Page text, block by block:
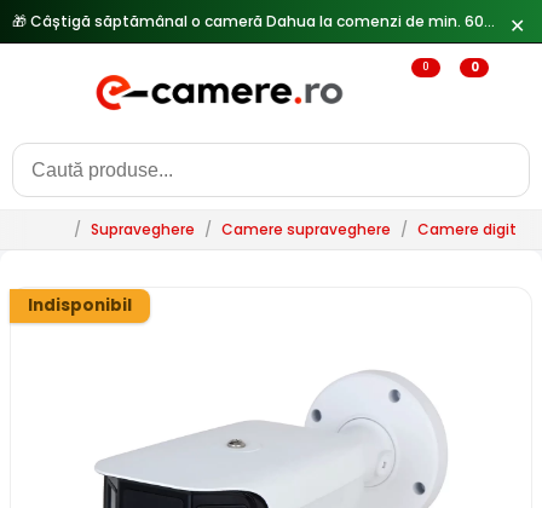
🔥Reduceri de pana la 25% doar in luna iulie → Vezi ofertele
✕
0 0
/ Supraveghere / Camere supraveghere / Camere digitale
Indisponibil